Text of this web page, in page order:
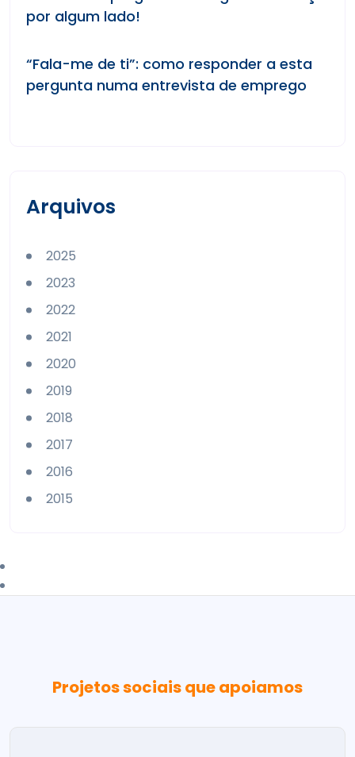
por algum lado!
“Fala-me de ti”: como responder a esta
pergunta numa entrevista de emprego
Arquivos
2025
2023
2022
2021
2020
2019
2018
2017
2016
2015
Projetos sociais que apoiamos